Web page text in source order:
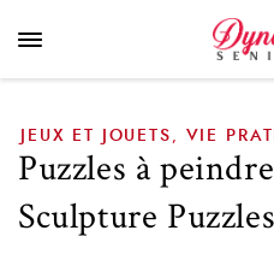
Colour
JEUX ET JOUETS VIE
Puzzles à
Sculpture